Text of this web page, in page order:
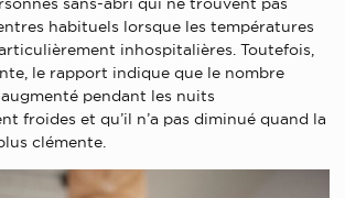
habituels lorsque les températures
inhospitalières. Toutefois,
le rapport indique que le nombre
augmenté pendant les nuits
froides et qu’il n’a pas diminué quand la
clémente.